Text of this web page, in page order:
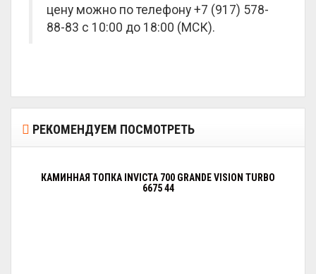
цену можно по телефону +7 (917) 578-
88-83 с 10:00 до 18:00 (МСК).
РЕКОМЕНДУЕМ ПОСМОТРЕТЬ
КАМИННАЯ ТОПКА INVICTA 700 GRANDE VISION TURBO
6675 44